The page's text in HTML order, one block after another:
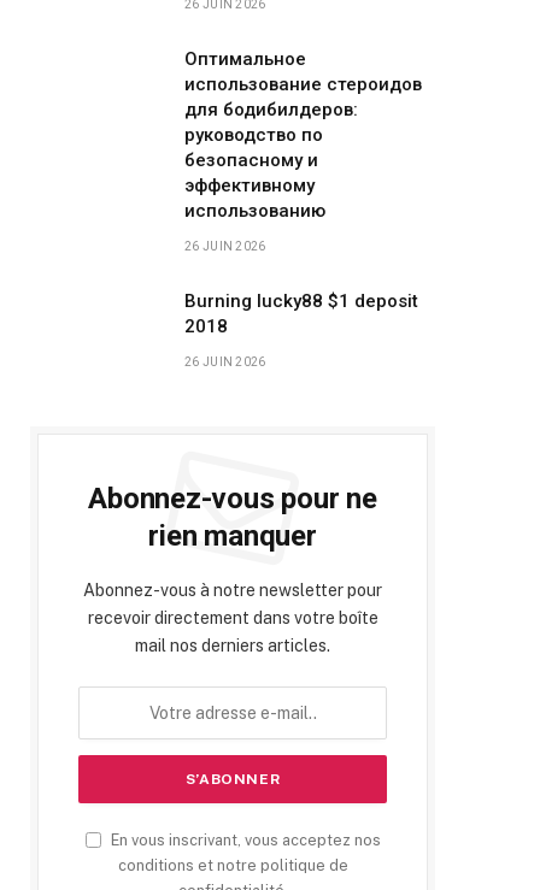
26 JUIN 2026
Оптимальное
использование стероидов
для бодибилдеров:
руководство по
безопасному и
эффективному
использованию
26 JUIN 2026
Burning lucky88 $1 deposit
2018
26 JUIN 2026
Abonnez-vous pour ne
rien manquer
Abonnez-vous à notre newsletter pour
recevoir directement dans votre boîte
mail nos derniers articles.
En vous inscrivant, vous acceptez nos
conditions et notre politique de